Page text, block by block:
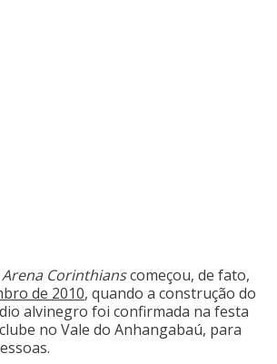
Corinthianscomeçou, de fato,
de 2010, quando a construção do
alvinegro foi confirmada na festa
no Vale do Anhangabaú, para